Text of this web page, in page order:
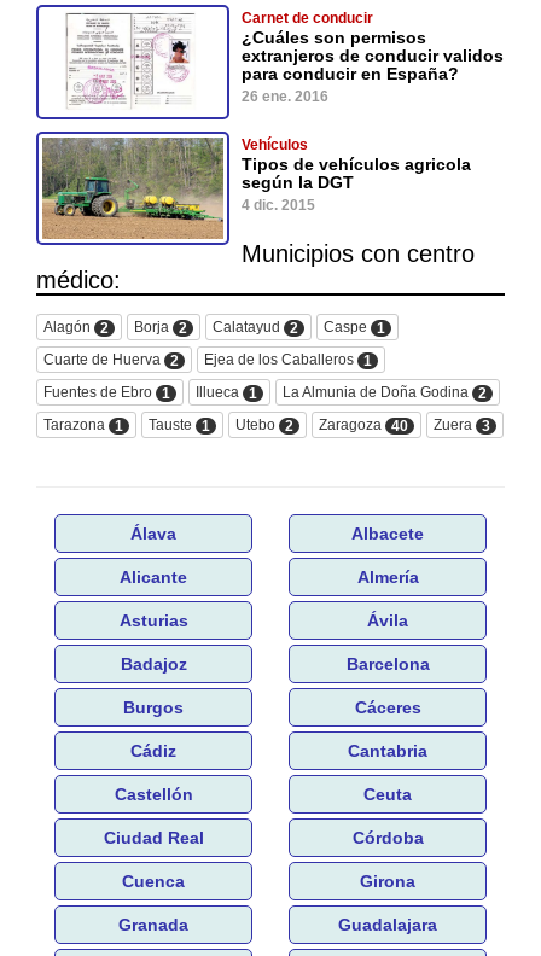
Carnet de conducir
¿Cuáles son permisos
extranjeros de conducir validos
para conducir en España?
26 ene. 2016
Vehículos
Tipos de vehículos agricola
según la DGT
4 dic. 2015
Municipios con centro
médico:
Alagón 2 Borja 2 Calatayud 2 Caspe
1
Cuarte de Huerva
2 Ejea de los Caballeros 1
Fuentes de Ebro 1 Illueca 1 La Almunia de Doña Godina
2
Tarazona
1 Tauste 1 Utebo 2 Zaragoza 40 Zuera 3
Álava Albacete
Alicante Almería
Asturias Ávila
Badajoz Barcelona
Burgos Cáceres
Cádiz Cantabria
Castellón Ceuta
Ciudad Real Córdoba
Cuenca Girona
Granada Guadalajara